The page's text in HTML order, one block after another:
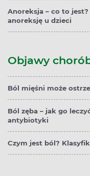
Anoreksja – co to
anoreksję u dzieci
Objawy
Ból mięśni może
Ból zęba – jak go
antybiotyki
Czym jest ból?